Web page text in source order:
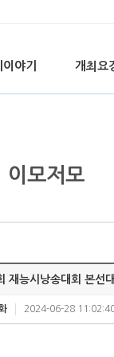
야기 개최요
이모저모
재능시낭송대회 본선
2024-06-28